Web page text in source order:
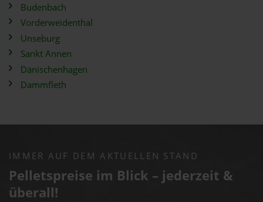
Budenbach
Vorderweidenthal
Unseburg
Sankt Annen
Dänischenhagen
Dammfleth
IMMER AUF DEM AKTUELLEN STAND
Pelletspreise im Blick – jederzeit &
überall!